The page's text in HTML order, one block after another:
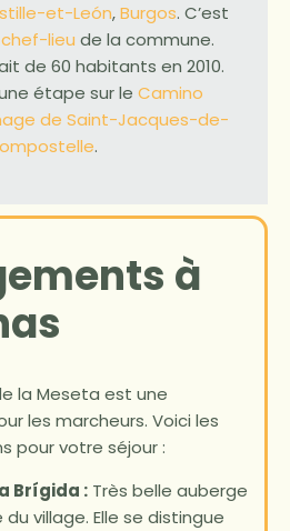
et-León,Burgos. C’est
chef-lieu de la commune.
de 60 habitants en 2010.
étape sur le Camino
de Saint-Jacques-de-
.
à
la Meseta est une
les marcheurs. Voici les
pour votre séjour :
Brígida : Très belle auberge
village. Elle se distingue